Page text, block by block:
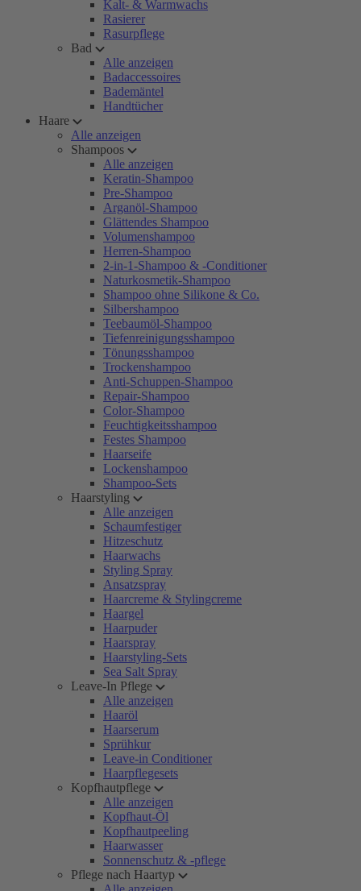
Kalt- & Warmwachs
Rasierer
Rasurpflege
Bad
Alle anzeigen
Badaccessoires
Bademäntel
Handtücher
Haare
Alle anzeigen
Shampoos
Alle anzeigen
Keratin-Shampoo
Pre-Shampoo
Arganöl-Shampoo
Glättendes Shampoo
Volumenshampoo
Herren-Shampoo
2-in-1-Shampoo & -Conditioner
Naturkosmetik-Shampoo
Shampoo ohne Silikone & Co.
Silbershampoo
Teebaumöl-Shampoo
Tiefenreinigungsshampoo
Tönungsshampoo
Trockenshampoo
Anti-Schuppen-Shampoo
Repair-Shampoo
Color-Shampoo
Feuchtigkeitsshampoo
Festes Shampoo
Haarseife
Lockenshampoo
Shampoo-Sets
Haarstyling
Alle anzeigen
Schaumfestiger
Hitzeschutz
Haarwachs
Styling Spray
Ansatzspray
Haarcreme & Stylingcreme
Haargel
Haarpuder
Haarspray
Haarstyling-Sets
Sea Salt Spray
Leave-In Pflege
Alle anzeigen
Haaröl
Haarserum
Sprühkur
Leave-in Conditioner
Haarpflegesets
Kopfhautpflege
Alle anzeigen
Kopfhaut-Öl
Kopfhautpeeling
Haarwasser
Sonnenschutz & -pflege
Pflege nach Haartyp